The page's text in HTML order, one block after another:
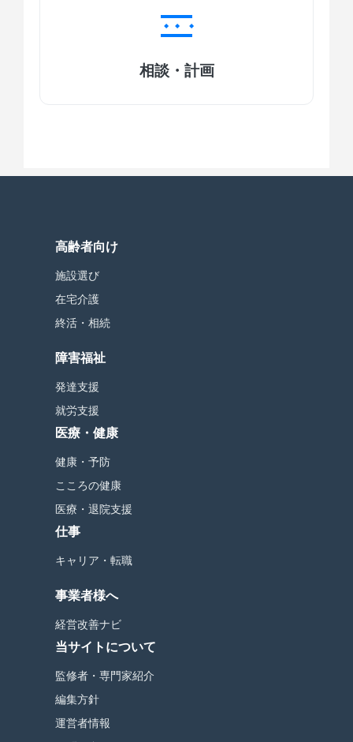
相談・計画
高齢者向け
施設選び
在宅介護
終活・相続
障害福祉
発達支援
就労支援
医療・健康
健康・予防
こころの健康
医療・退院支援
仕事
キャリア・転職
事業者様へ
経営改善ナビ
当サイトについて
監修者・専門家紹介
編集方針
運営者情報